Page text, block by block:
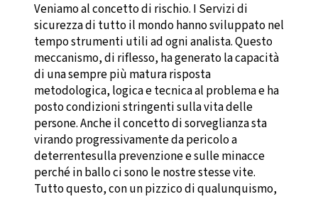
Veniamo al concetto di rischio. I Servizi di
sicurezza di tutto il mondo hanno sviluppato nel
tempo strumenti utili ad ogni analista. Questo
meccanismo, di riflesso, ha generato la capacità
di una sempre più matura risposta
metodologica, logica e tecnica al problema e ha
posto condizioni stringenti sulla vita delle
persone. Anche il concetto di sorveglianza sta
virando progressivamente da pericolo a
deterrentesulla prevenzione e sulle minacce
perché in ballo ci sono le nostre stesse vite.
Tutto questo, con un pizzico di qualunquismo,